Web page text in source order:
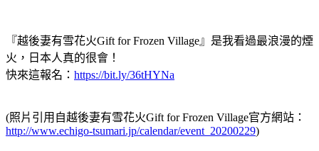
『越後妻有雪花火Gift for Frozen Village』是我看過最浪漫的煙
火，日本人真的很會！
快來這報名： https://bit.ly/36tHYNa
(照片引用自越後妻有雪花火Gift for Frozen Village官方網站：
http://www.echigo-tsumari.jp/calendar/event_20200229)